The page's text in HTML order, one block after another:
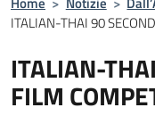
ITALIAN-THAI 90
ITALIAN-
FILM